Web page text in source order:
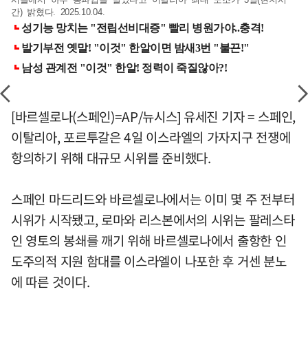
간) 밝혔다. 2025.10.04.
[바르셀로나(스페인)=AP/뉴시스] 유세진 기자 = 스페인,
이탈리아, 포르투갈은 4일 이스라엘의 가자지구 전쟁에
항의하기 위해 대규모 시위를 준비했다.
스페인 마드리드와 바르셀로나에서는 이미 몇 주 전부터
시위가 시작됐고, 로마와 리스본에서의 시위는 팔레스타
인 영토의 봉쇄를 깨기 위해 바르셀로나에서 출항한 인
도주의적 지원 함대를 이스라엘이 나포한 후 거센 분노
에 따른 것이다.